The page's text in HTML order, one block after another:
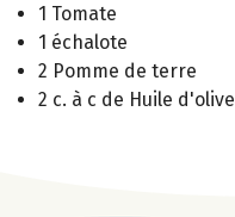
1 Tomate
1 échalote
2 Pomme de terre
2 c. à c de Huile d'olive